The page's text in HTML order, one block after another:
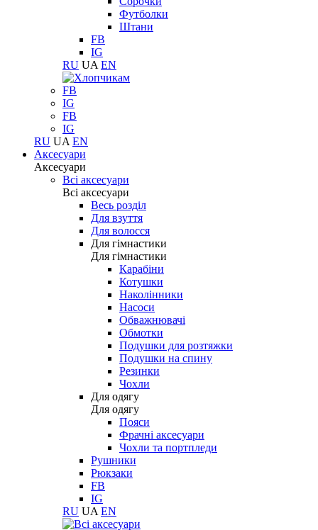
Футболки
Штани
FB
IG
RU UA EN
FB
IG
FB
IG
RU UA EN
Аксесуари
Аксесуари
Всі аксесуари
Всі аксесуари
Весь розділ
Для взуття
Для волосся
Для гімнастики
Для гімнастики
Карабіни
Котушки
Наколінники
Насоси
Обважнювачі
Обмотки
Подушки для розтяжки
Подушки на спину
Резинки
Чохли
Для одягу
Для одягу
Пояси
Фрачні аксесуари
Чохли та портпледи
Рушники
Рюкзаки
FB
IG
RU UA EN